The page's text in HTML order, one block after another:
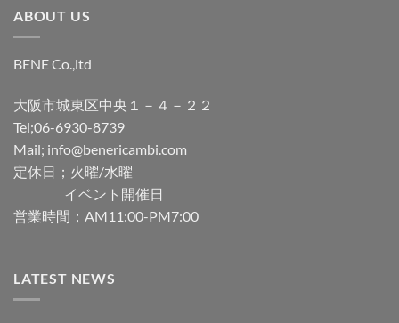
ABOUT US
BENE Co.,ltd
大阪市城東区中央１－４－２２
Tel;06-6930-8739
Mail; info@benericambi.com
定休日；火曜/水曜
イベント開催日
営業時間；AM11:00-PM7:00
LATEST NEWS